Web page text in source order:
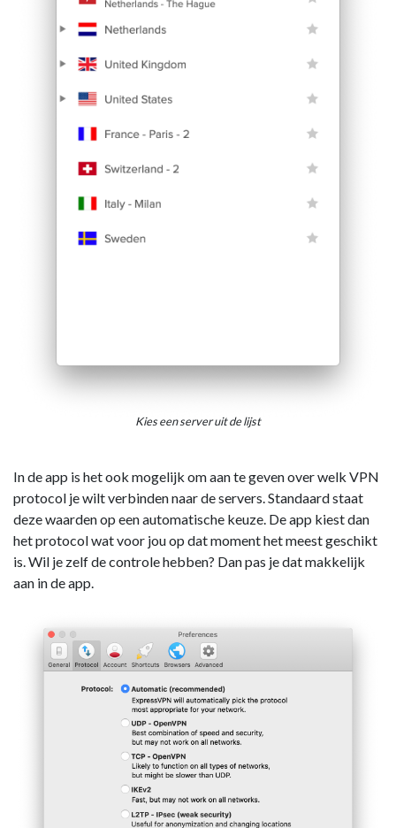
Kies een server uit de lijst
In de app is het ook mogelijk om aan te geven over welk VPN
protocol je wilt verbinden naar de servers. Standaard staat
deze waarden op een automatische keuze. De app kiest dan
het protocol wat voor jou op dat moment het meest geschikt
is. Wil je zelf de controle hebben? Dan pas je dat makkelijk
aan in de app.